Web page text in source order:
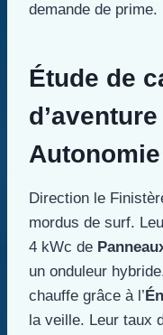
demande de prime.
Étude de
Direction le
mordus de surf.
4 kWc de
un onduleur
chauffe grâce à l’
la veille. Leur taux